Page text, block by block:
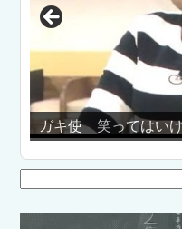
ない大脱獄！！
索: